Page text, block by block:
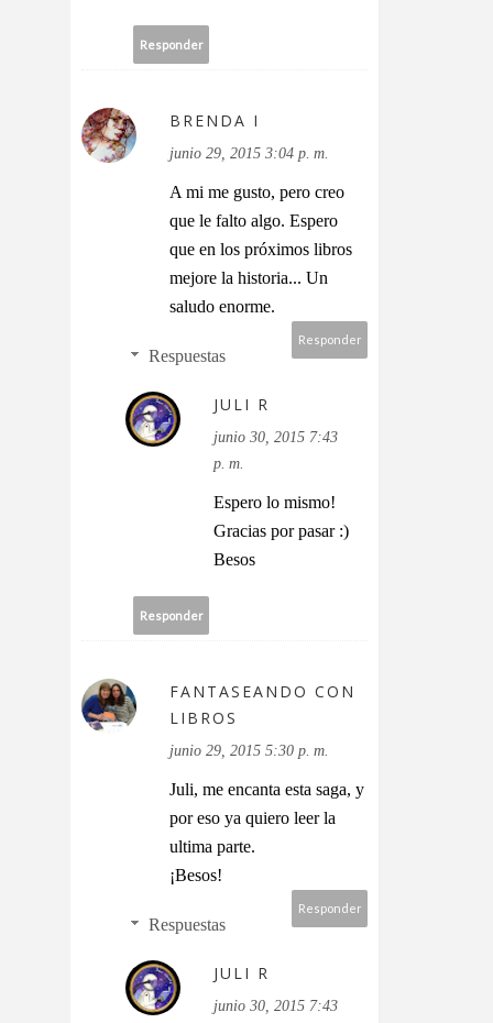
Responder
BRENDA I
junio 29, 2015 3:04 p. m.
A mi me gusto, pero creo
que le falto algo. Espero
que en los próximos libros
mejore la historia... Un
saludo enorme.
Responder
Respuestas
JULI R
junio 30, 2015 7:43
p. m.
Espero lo mismo!
Gracias por pasar :)
Besos
Responder
FANTASEANDO CON
LIBROS
junio 29, 2015 5:30 p. m.
Juli, me encanta esta saga, y
por eso ya quiero leer la
ultima parte.
¡Besos!
Responder
Respuestas
JULI R
junio 30, 2015 7:43